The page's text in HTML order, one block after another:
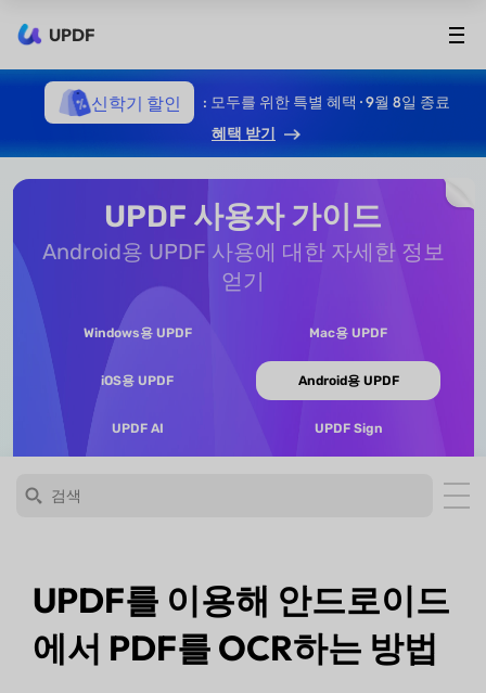
UPDF
신학기 할인
: 모두를 위한 특별 혜택 · 9월 8일 종료
혜택 받기
UPDF 사용자 가이드
Android용 UPDF 사용에 대한 자세한 정보
얻기
Windows용 UPDF Mac용 UPDF
iOS용 UPDF Android용 UPDF
UPDF AI UPDF Sign
UPDF를 이용해 안드로이드
에서 PDF를 OCR하는 방법